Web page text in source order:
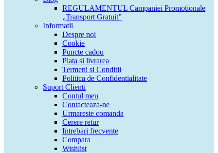
REGULAMENTUL Campaniei Promotionale
„Transport Gratuit”
Informatii
Despre noi
Cookie
Puncte cadou
Plata si livrarea
Termeni si Conditii
Politica de Confidentialitate
Suport Clienti
Contul meu
Contacteaza-ne
Urmareste comanda
Cerere retur
Intrebari frecvente
Compara
Wishlist